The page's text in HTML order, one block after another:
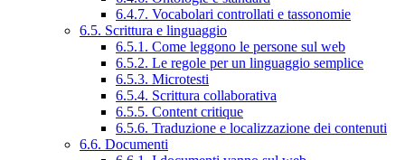
6.4.7. Vocabolari controllati e tassonomie
6.5. Scrittura e linguaggio
6.5.1. Come leggono le persone sul web
6.5.2. Le regole per un linguaggio semplice
6.5.3. Microtesti
6.5.4. Scrittura collaborativa
6.5.5. Content critique
6.5.6. Traduzione e localizzazione dei contenuti
6.6. Documenti